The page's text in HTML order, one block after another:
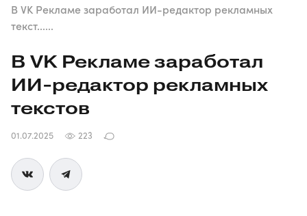
В VK Рекламе заработал ИИ-редактор рекламных
текст......
В VK Рекламе заработал
ИИ-редактор рекламных
текстов
01.07.2025 223